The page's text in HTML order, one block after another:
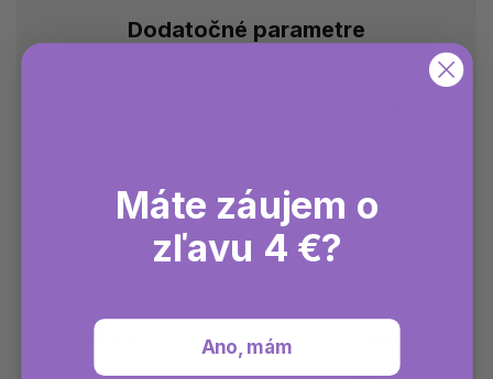
Dodatočné parametre
Druh produktu Výživový doplnok
Máte záujem o
zľavu 4 €?
Ano, mám